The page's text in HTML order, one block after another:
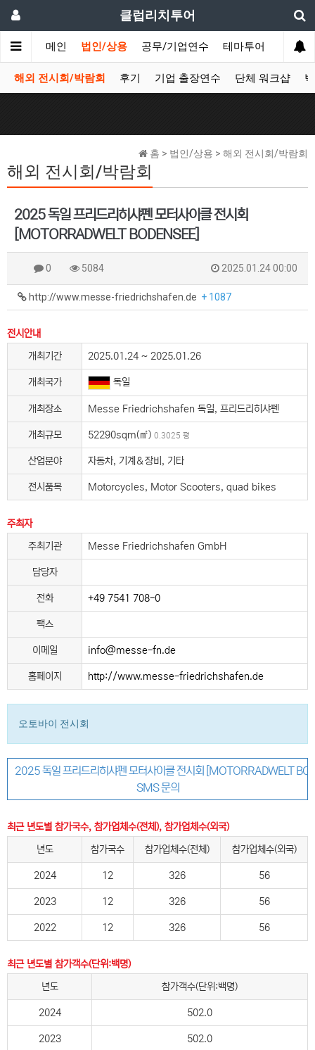
클럽리치투어
메인 법인/상용 공무/기업연수 테마투어 데이투
해외 전시회/박람회 후기 기업 출장연수 단체 워크샵
홈 > 법인/상용 > 해외 전시회/박람회
해외 전시회/박람회
2025 독일 프리드리히샤펜 모터사이클 전시회
[MOTORRADWELT BODENSEE]
0 5084 2025.01.24 00:00
http://www.messe-friedrichshafen.de + 1087
전시안내
개최기간
2025.01.24 ~ 2025.01.26
개최국가 독일
개최장소 Messe Friedrichshafen 독일, 프리드리히샤펜
개최규모 52290sqm(㎡) 0.3025 평
산업분야 자동차, 기계＆장비, 기타
전시품목 Motorcycles, Motor Scooters, quad bikes
주최자
주최기관
Messe Friedrichshafen GmbH
담당자
전화 +49 7541 708-0
팩스
이메일 info@messe-fn.de
홈페이지 http://www.messe-friedrichshafen.de
오토바이 전시회
2025 독일 프리드리히샤펜 모터사이클 전시회 [MOTORRADWELT
SMS 문의
최근 년도별 참가국수, 참가업체수(전체), 참가업체수(외국)
년도
참가국수 참가업체수(전체) 참가업체수(외국)
2024 12 326 56
2023 12 326 56
2022 12 326 56
최근 년도별 참가객수(단위:백명)
년도
참가객수(단위:백명)
2024 502.0
2023 502.0